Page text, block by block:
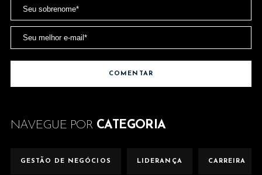
NAVEGUE POR CATEGORIA
GESTÃO DE NEGÓCIOS LIDERANÇA CARREIRA